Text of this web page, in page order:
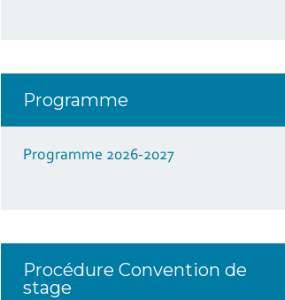
Programme
Programme 2026-2027
Procédure Convention de
stage